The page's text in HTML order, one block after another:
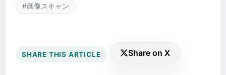
#画像スキャン
SHARE THIS ARTICLE Share on X